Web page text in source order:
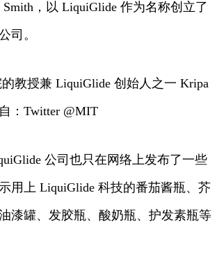
Smith，以 LiquiGlide 作为名称创立了
司。
教授兼 LiquiGlide 创始人之一 Kripa
：Twitter @MIT
公司也只在网络上发布了一些
用上 LiquiGlide 科技的番茄酱瓶、芥
漆罐、发胶瓶、酸奶瓶、护发素瓶等